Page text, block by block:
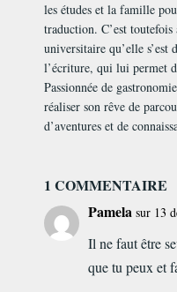
les études et la famille
traduction. C’est
universitaire qu’elle s’est
l’écriture, qui lui permet
Passionnée de
réaliser son rêve de
d’aventures et de
1 COMMENTAIRE
Pamela sur 13
Il ne faut être
que tu peux et